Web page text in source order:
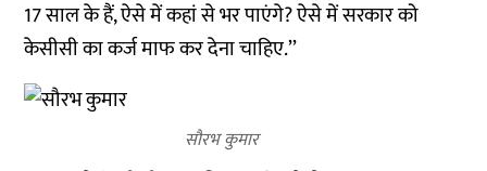
17 साल के हैं, ऐसे में कहां से भर पाएंगे? ऐसे में सरकार को
केसीसी का कर्ज माफ कर देना चाहिए.’’
सौरभ कुमार